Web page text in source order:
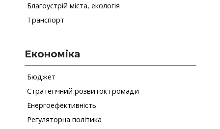
Благоустрій міста, екологія
Транспорт
Економіка
Бюджет
Стратегічний розвиток громади
Енергоефективність
Регуляторна політика